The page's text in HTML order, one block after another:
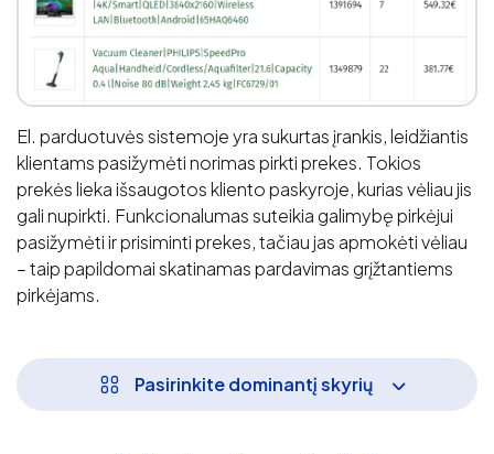
El. parduotuvės sistemoje yra sukurtas įrankis, leidžiantis
klientams pasižymėti norimas pirkti prekes. Tokios
prekės lieka išsaugotos kliento paskyroje, kurias vėliau jis
gali nupirkti. Funkcionalumas suteikia galimybę pirkėjui
pasižymėti ir prisiminti prekes, tačiau jas apmokėti vėliau
– taip papildomai skatinamas pardavimas grįžtantiems
pirkėjams.
Pasirinkite dominantį skyrių